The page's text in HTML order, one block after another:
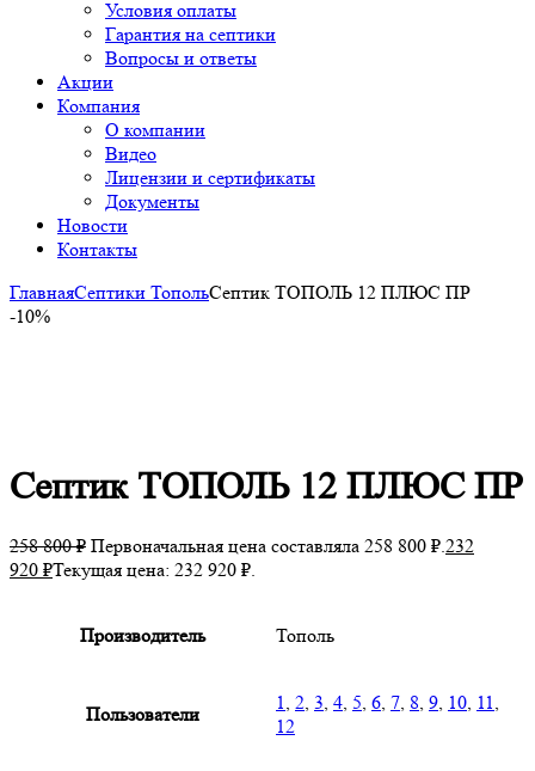
Условия оплаты
Гарантия на септики
Вопросы и ответы
Акции
Компания
О компании
Видео
Лицензии и сертификаты
Документы
Новости
Контакты
ГлавнаяСептики ТопольСептик ТОПОЛЬ 12 ПЛЮС ПР
-10%
Септик ТОПОЛЬ 12 ПЛЮС ПР
258 800₽ Первоначальная цена составляла 258 800 ₽.232
920 ₽Текущая цена: 232 920 ₽.
Производитель Тополь
Пользователи
1, 2, 3, 4, 5, 6, 7, 8, 9, 10, 11,
12